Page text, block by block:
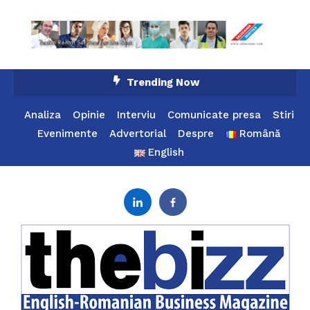
Content
Trending Now
Analiza Opinie Interviu Comunicate presa
Stiri
Evenimente
Advertorial Despre
Română
English